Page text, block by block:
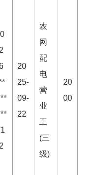
20
25-
09-
22
农
网
配
电
营
业
工
(三
级)
20
00